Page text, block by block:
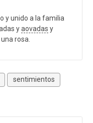
y unido a la familia
yaovadas y
rosa.
sentimientos